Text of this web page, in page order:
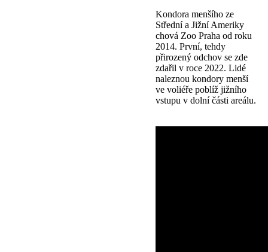
Kondora menšího ze
Střední a Jižní Ameriky
chová Zoo Praha od roku
2014. První, tehdy
přirozený odchov se zde
zdařil v roce 2022. Lidé
naleznou kondory menší
ve voliéře poblíž jižního
vstupu v dolní části areálu.